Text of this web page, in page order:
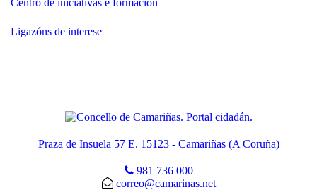
Centro de iniciativas e formación
Ligazóns de interese
Praza de Insuela 57 E. 15123 - Camariñas (A Coruña)
981 736 000
correo@camarinas.net